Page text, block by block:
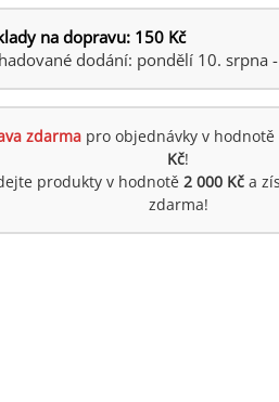
na dopravu: 150 Kč
dodání: pondělí 10. srpna
zdarmapro objednávky v
Kč!
produkty v hodnotě 2 000 Kča
zdarma!